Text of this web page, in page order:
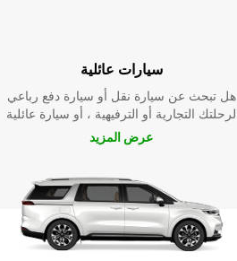
سيارات عائلية
هل تبحث عن سيارة نقل أو سيارة دفع رباعي
لرحلتك التجارية أو الترفيهية ، أو سيارة عائلية
عرض المزيد